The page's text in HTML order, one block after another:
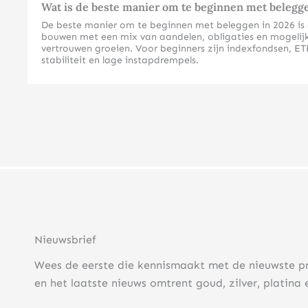
Wat is de beste manier om te beginnen met
De beste manier om te beginnen met beleggen in 2026
bouwen met een mix van aandelen, obligaties en
vertrouwen groeien. Voor beginners zijn indexfondsen,
stabiliteit en lage instapdrempels.
Obligaties kunnen ook geschikt zijn voor conservatieve
Hoeveel geld heb je nodig om te beginnen met
U kunt al beginnen met beleggen vanaf €50 tot €100
Nieuwsbrief
Wees de eerste die kennismaakt met de nieuwste
en het laatste nieuws omtrent goud, zilver, platina